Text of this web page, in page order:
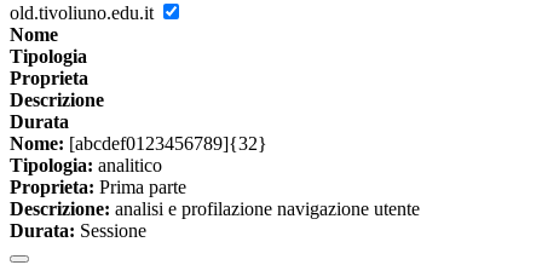
old.tivoliuno.edu.it
Nome
Tipologia
Proprieta
Descrizione
Durata
Nome: [abcdef0123456789]{32}
Tipologia: analitico
Proprieta: Prima parte
Descrizione: analisi e profilazione navigazione utente
Durata: Sessione